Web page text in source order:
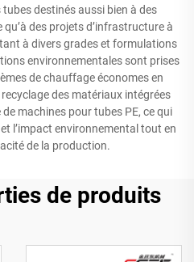
destinés aussi bien à des
des projets d’infrastructure à
à divers grades et formulations
environnementales sont prises
de chauffage économes en
des matériaux intégrées
machines pour tubes PE, ce qui
l’impact environnemental tout en
de la production.
de produits